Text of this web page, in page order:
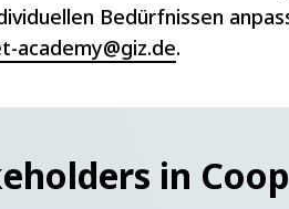
Bedürfnissen
academy@giz.de.
in